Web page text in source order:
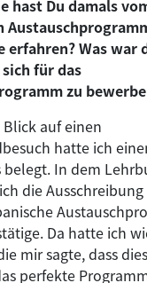
hast Du damals
erfahren? Was war
für das
zu
Blick auf einen
hatte ich
belegt. In dem
die
Da hatte ich
mir sagte, dass
perfekte